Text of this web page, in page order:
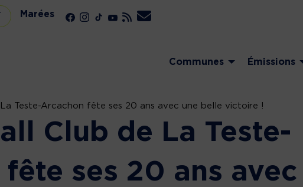
Marées
Communes Émissions
Teste-Arcachon fête ses 20 ans avec une belle victoire !
Club de La Teste-
ses 20 ans avec